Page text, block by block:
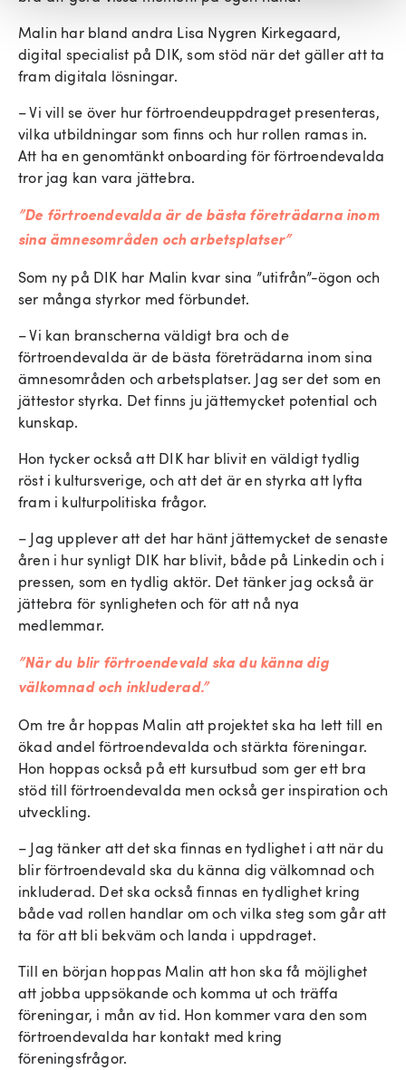
Malin har bland andra Lisa Nygren Kirkegaard,
digital specialist på DIK, som stöd när det gäller att ta
fram digitala lösningar.
– Vi vill se över hur förtroendeuppdraget presenteras,
vilka utbildningar som finns och hur rollen ramas in.
Att ha en genomtänkt onboarding för förtroendevalda
tror jag kan vara jättebra.
”De förtroendevalda är de bästa företrädarna inom
sina ämnesområden och arbetsplatser”
Som ny på DIK har Malin kvar sina ”utifrån”-ögon och
ser många styrkor med förbundet.
– Vi kan branscherna väldigt bra och de
förtroendevalda är de bästa företrädarna inom sina
ämnesområden och arbetsplatser. Jag ser det som en
jättestor styrka. Det finns ju jättemycket potential och
kunskap.
Hon tycker också att DIK har blivit en väldigt tydlig
röst i kultursverige, och att det är en styrka att lyfta
fram i kulturpolitiska frågor.
– Jag upplever att det har hänt jättemycket de senaste
åren i hur synligt DIK har blivit, både på Linkedin och i
pressen, som en tydlig aktör. Det tänker jag också är
jättebra för synligheten och för att nå nya
medlemmar.
”När du blir förtroendevald ska du känna dig
välkomnad och inkluderad.”
Om tre år hoppas Malin att projektet ska ha lett till en
ökad andel förtroendevalda och stärkta föreningar.
Hon hoppas också på ett kursutbud som ger ett bra
stöd till förtroendevalda men också ger inspiration och
utveckling.
– Jag tänker att det ska finnas en tydlighet i att när du
blir förtroendevald ska du känna dig välkomnad och
inkluderad. Det ska också finnas en tydlighet kring
både vad rollen handlar om och vilka steg som går att
ta för att bli bekväm och landa i uppdraget.
Till en början hoppas Malin att hon ska få möjlighet
att jobba uppsökande och komma ut och träffa
föreningar, i mån av tid. Hon kommer vara den som
förtroendevalda har kontakt med kring
föreningsfrågor.